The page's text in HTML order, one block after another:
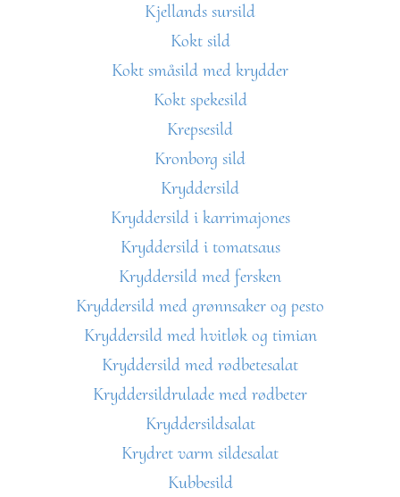
Kjellands sursild
Kokt sild
Kokt småsild med krydder
Kokt spekesild
Krepsesild
Kronborg sild
Kryddersild
Kryddersild i karrimajones
Kryddersild i tomatsaus
Kryddersild med fersken
Kryddersild med grønnsaker og pesto
Kryddersild med hvitløk og timian
Kryddersild med rødbetesalat
Kryddersildrulade med rødbeter
Kryddersildsalat
Krydret varm sildesalat
Kubbesild